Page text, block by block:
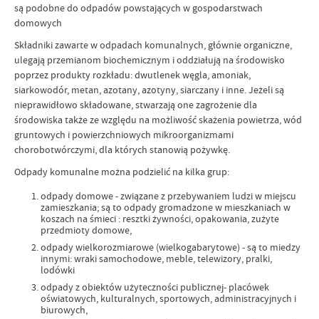
są podobne do odpadów powstających w gospodarstwach
domowych
Składniki zawarte w odpadach komunalnych, głównie organiczne,
ulegają przemianom biochemicznym i oddziałują na środowisko
poprzez produkty rozkładu: dwutlenek węgla, amoniak,
siarkowodór, metan, azotany, azotyny, siarczany i inne. Jeżeli są
nieprawidłowo składowane, stwarzają one zagrożenie dla
środowiska także ze względu na możliwość skażenia powietrza, wód
gruntowych i powierzchniowych mikroorganizmami
chorobotwórczymi, dla których stanowią pożywkę.
Odpady komunalne można podzielić na kilka grup:
odpady domowe - związane z przebywaniem ludzi w miejscu
zamieszkania; są to odpady gromadzone w mieszkaniach w
koszach na śmieci : resztki żywności, opakowania, zużyte
przedmioty domowe,
odpady wielkorozmiarowe (wielkogabarytowe) - są to miedzy
innymi: wraki samochodowe, meble, telewizory, pralki,
lodówki
odpady z obiektów użyteczności publicznej- placówek
oświatowych, kulturalnych, sportowych, administracyjnych i
biurowych,